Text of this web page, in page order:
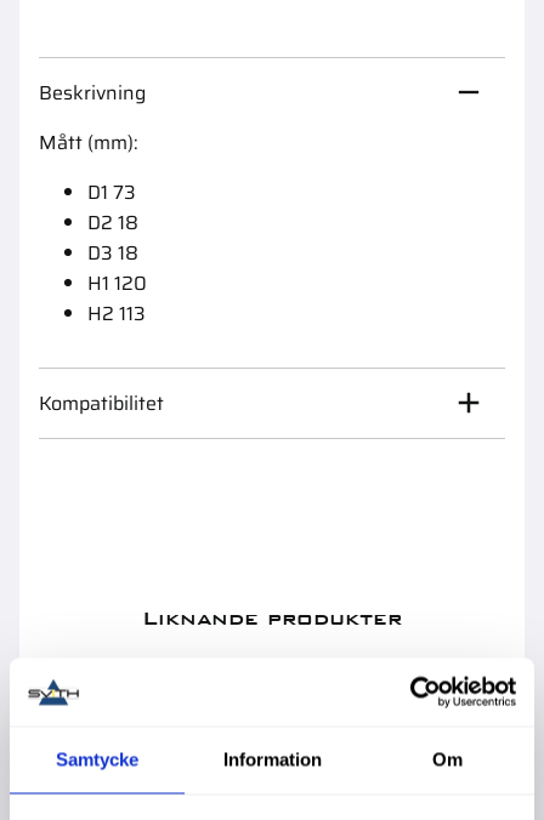
Samtycke Information Om
Beskrivning
Mått (mm):
D1 73
D2 18
D3 18
H1 120
H2 113
Kompatibilitet
Liknande produkter